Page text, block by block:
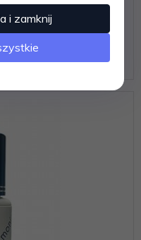
i zamknij